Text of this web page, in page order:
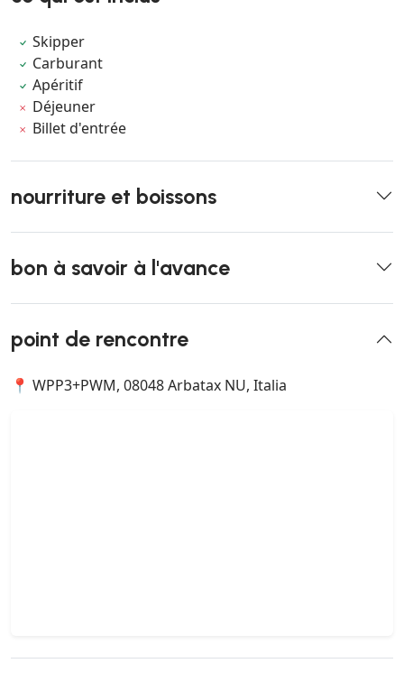
Skipper
Carburant
Apéritif
Déjeuner
Billet d'entrée
nourriture et boissons
bon à savoir à l'avance
point de rencontre
📍 WPP3+PWM, 08048 Arbatax NU, Italia